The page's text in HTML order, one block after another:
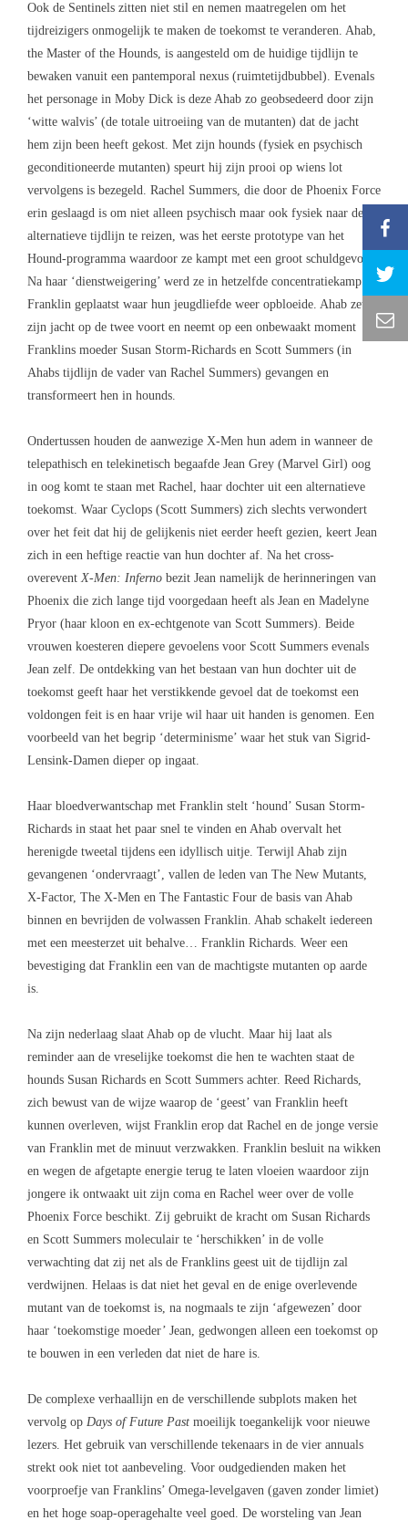
Ook de Sentinels zitten niet stil en nemen maatregelen om het
tijdreizigers onmogelijk te maken de toekomst te veranderen. Ahab,
the Master of the Hounds, is aangesteld om de huidige tijdlijn te
bewaken vanuit een pantemporal nexus (ruimtetijdbubbel). Evenals
het personage in Moby Dick is deze Ahab zo geobsedeerd door zijn
‘witte walvis’ (de totale uitroeiing van de mutanten) dat de jacht
hem zijn been heeft gekost. Met zijn hounds (fysiek en psychisch
geconditioneerde mutanten) speurt hij zijn prooi op wiens lot
vervolgens is bezegeld. Rachel Summers, die door de Phoenix Force
erin geslaagd is om niet alleen psychisch maar ook fysiek naar deze
alternatieve tijdlijn te reizen, was het eerste prototype van het
Hound-programma waardoor ze kampt met een groot schuldgevoel.
Na haar ‘dienstweigering’ werd ze in hetzelfde concentratiekamp als
Franklin geplaatst waar hun jeugdliefde weer opbloeide. Ahab zet
zijn jacht op de twee voort en neemt op een onbewaakt moment
Franklins moeder Susan Storm-Richards en Scott Summers (in
Ahabs tijdlijn de vader van Rachel Summers) gevangen en
transformeert hen in hounds.
Ondertussen houden de aanwezige X-Men hun adem in wanneer de
telepathisch en telekinetisch begaafde Jean Grey (Marvel Girl) oog
in oog komt te staan met Rachel, haar dochter uit een alternatieve
toekomst. Waar Cyclops (Scott Summers) zich slechts verwondert
over het feit dat hij de gelijkenis niet eerder heeft gezien, keert Jean
zich in een heftige reactie van hun dochter af. Na het cross-
overeventX-Men: Inferno bezit Jean namelijk de herinneringen van
Phoenix die zich lange tijd voorgedaan heeft als Jean en Madelyne
Pryor (haar kloon en ex-echtgenote van Scott Summers). Beide
vrouwen koesteren diepere gevoelens voor Scott Summers evenals
Jean zelf. De ontdekking van het bestaan van hun dochter uit de
toekomst geeft haar het verstikkende gevoel dat de toekomst een
voldongen feit is en haar vrije wil haar uit handen is genomen. Een
voorbeeld van het begrip ‘determinisme’ waar het stuk van Sigrid-
Lensink-Damen dieper op ingaat.
Haar bloedverwantschap met Franklin stelt ‘hound’ Susan Storm-
Richards in staat het paar snel te vinden en Ahab overvalt het
herenigde tweetal tijdens een idyllisch uitje. Terwijl Ahab zijn
gevangenen ‘ondervraagt’, vallen de leden van The New Mutants,
X-Factor, The X-Men en The Fantastic Four de basis van Ahab
binnen en bevrijden de volwassen Franklin. Ahab schakelt iedereen
met een meesterzet uit behalve… Franklin Richards. Weer een
bevestiging dat Franklin een van de machtigste mutanten op aarde
is.
Na zijn nederlaag slaat Ahab op de vlucht. Maar hij laat als
reminder aan de vreselijke toekomst die hen te wachten staat de
hounds Susan Richards en Scott Summers achter. Reed Richards,
zich bewust van de wijze waarop de ‘geest’ van Franklin heeft
kunnen overleven, wijst Franklin erop dat Rachel en de jonge versie
van Franklin met de minuut verzwakken. Franklin besluit na wikken
en wegen de afgetapte energie terug te laten vloeien waardoor zijn
jongere ik ontwaakt uit zijn coma en Rachel weer over de volle
Phoenix Force beschikt. Zij gebruikt de kracht om Susan Richards
en Scott Summers moleculair te ‘herschikken’ in de volle
verwachting dat zij net als de Franklins geest uit de tijdlijn zal
verdwijnen. Helaas is dat niet het geval en de enige overlevende
mutant van de toekomst is, na nogmaals te zijn ‘afgewezen’ door
haar ‘toekomstige moeder’ Jean, gedwongen alleen een toekomst op
te bouwen in een verleden dat niet de hare is.
De complexe verhaallijn en de verschillende subplots maken het
vervolg op Days of Future Past moeilijk toegankelijk voor nieuwe
lezers. Het gebruik van verschillende tekenaars in de vier annuals
strekt ook niet tot aanbeveling. Voor oudgedienden maken het
voorproefje van Franklins’ Omega-levelgaven (gaven zonder limiet)
en het hoge soap-operagehalte veel goed. De worsteling van Jean